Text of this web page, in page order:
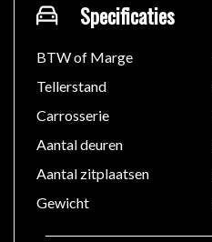
Specificaties
BTW of Marge
Tellerstand
Carrosserie
Aantal deuren
Aantal zitplaatsen
Gewicht